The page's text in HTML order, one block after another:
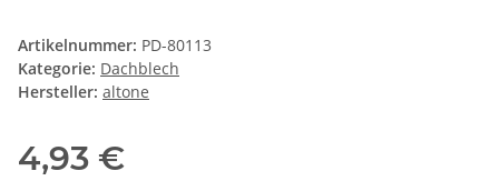
Artikelnummer: PD-80113
Kategorie: Dachblech
Hersteller: altone
4,93 €